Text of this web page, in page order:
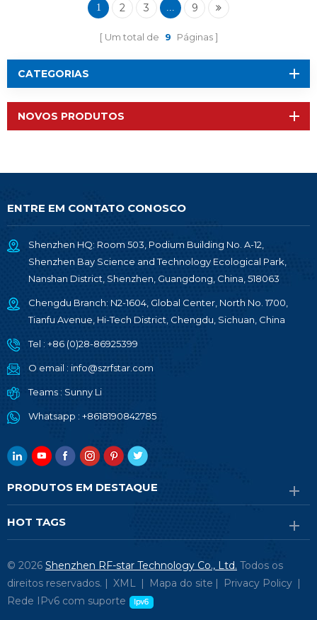
1 2 3 ... 9
Um total de 9 Páginas
CATEGORIAS
NOVOS PRODUTOS
ENTRE EM CONTATO CONOSCO
Shenzhen HQ: Room 503, Podium Building No. A-12,
Shenzhen Bay Science and Technology Ecological Park,
Nanshan District, Shenzhen, Guangdong, China, 518063
Chengdu Branch: N2-1604, Global Center, North No. 1700,
Tianfu Avenue, Hi-Tech District, Chengdu, Sichuan, China
Tel : +86 (0)28-86925399
O email : info@szrfstar.com
Teams : Sunny Li
Whatsapp : +8618190842785
PRODUTOS EM DESTAQUE
HOT TAGS
© 2026 Shenzhen RF-star Technology Co., Ltd. Todos os
direitos reservados. | XML | Mapa do site | Privacy Policy |
Rede IPv6 com suporte